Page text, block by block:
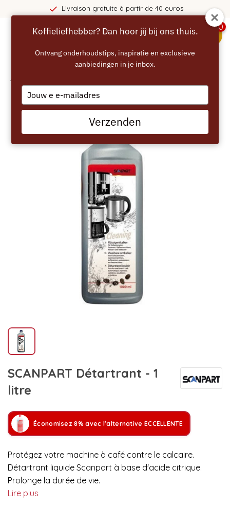
Livraison gratuite à partir de 40 euros
0
Accueil
SCANPART Détartrant - 1
litre
Économisez 8% avec l'alternative ECCELLENTE
Protégez votre machine à café contre le calcaire.
Détartrant liquide Scanpart à base d'acide citrique.
Prolonge la durée de vie.
Lire plus
Koffieliefhebber? Dan hoor jij bij ons thuis.
Ontvang onderhoudstips, inspiratie en exclusieve
aanbiedingen in je inbox.
Type
your
email
Verzenden